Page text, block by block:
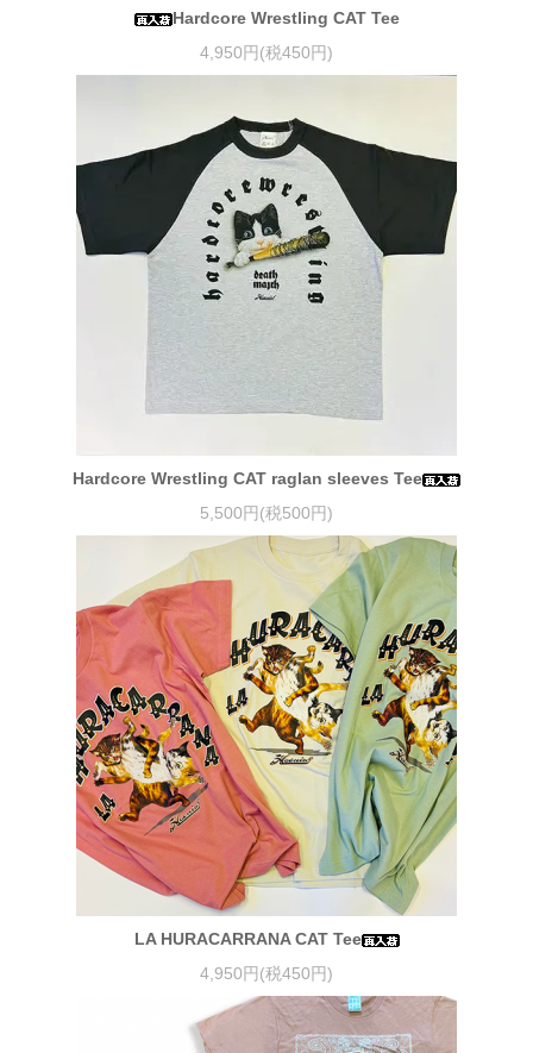
Hardcore Wrestling CAT Tee
4,950円(税450円)
Hardcore Wrestling CAT raglan sleeves Tee
5,500円(税500円)
LA HURACARRANA CAT Tee
4,950円(税450円)